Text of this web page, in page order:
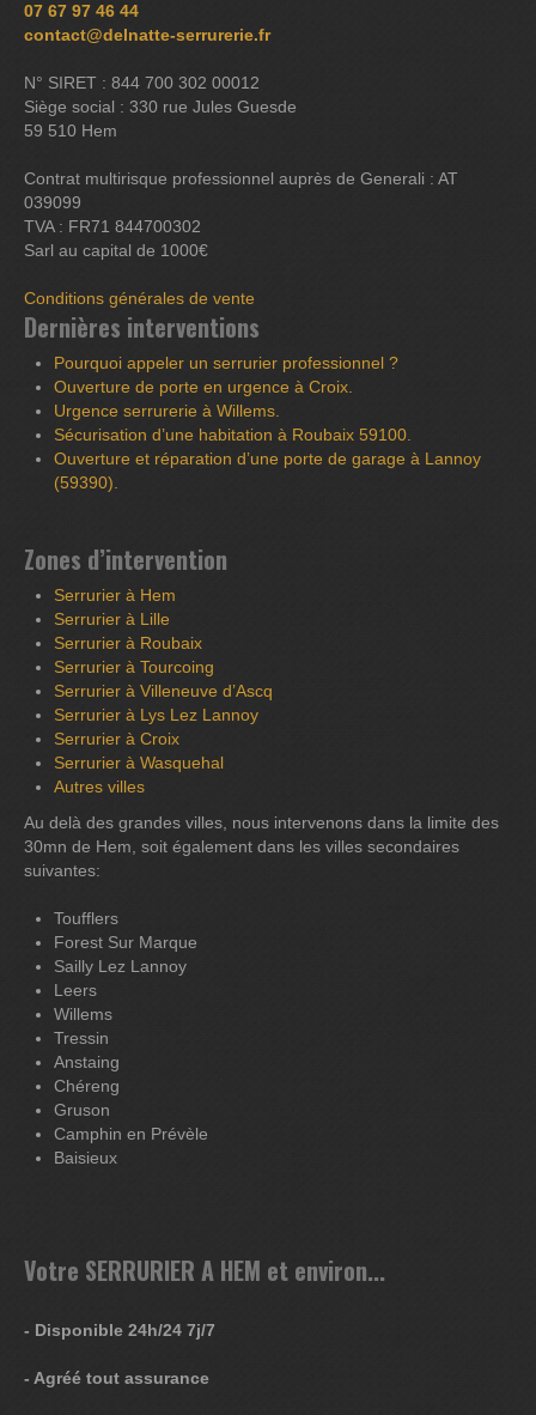
07 67 97 46 44
contact@delnatte-serrurerie.fr
N° SIRET : 844 700 302 00012
Siège social : 330 rue Jules Guesde
59 510 Hem
Contrat multirisque professionnel auprès de Generali : AT
039099
TVA : FR71 844700302
Sarl au capital de 1000€
Conditions générales de vente
Dernières interventions
Pourquoi appeler un serrurier professionnel ?
Ouverture de porte en urgence à Croix.
Urgence serrurerie à Willems.
Sécurisation d’une habitation à Roubaix 59100.
Ouverture et réparation d’une porte de garage à Lannoy
(59390).
Zones d’intervention
Serrurier à Hem
Serrurier à Lille
Serrurier à Roubaix
Serrurier à Tourcoing
Serrurier à Villeneuve d’Ascq
Serrurier à Lys Lez Lannoy
Serrurier à Croix
Serrurier à Wasquehal
Autres villes
Au delà des grandes villes, nous intervenons dans la limite des
30mn de Hem, soit également dans les villes secondaires
suivantes:
Toufflers
Forest Sur Marque
Sailly Lez Lannoy
Leers
Willems
Tressin
Anstaing
Chéreng
Gruson
Camphin en Prévèle
Baisieux
Votre SERRURIER A HEM et environ...
- Disponible 24h/24 7j/7
- Agréé tout assurance